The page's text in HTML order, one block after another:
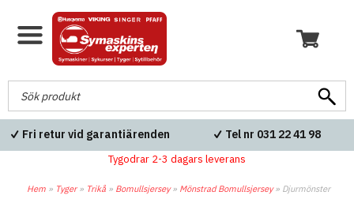
Fri frakt över 600kr Blixtsnabba leveranser
Tygodrar 2-3 dagars leverans
Hem » Tyger» Trikå » Bomullsjersey» Mönstrad Bomullsjersey» Djurmönster